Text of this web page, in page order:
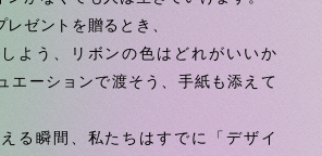
ゼントを贈るとき、
よう、リボンの色はどれがいいか
エーションで渡そう、手紙も添えて
る瞬間、私たちはすでに「デザイ